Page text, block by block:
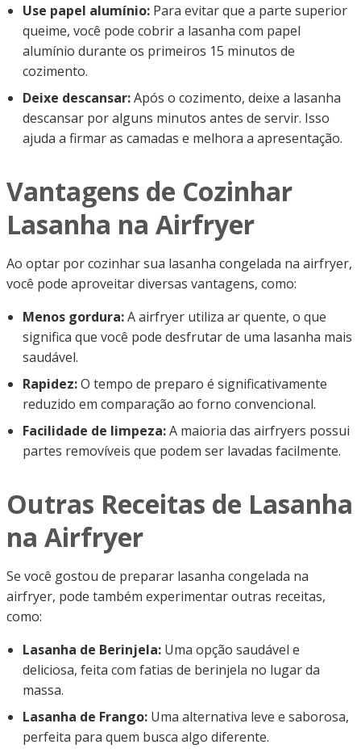
Use papel alumínio: Para evitar que a parte superior
queime, você pode cobrir a lasanha com papel
alumínio durante os primeiros 15 minutos de
cozimento.
Deixe descansar:Após o cozimento, deixe a lasanha
descansar por alguns minutos antes de servir. Isso
ajuda a firmar as camadas e melhora a apresentação.
Vantagens de Cozinhar
Lasanha na Airfryer
Ao optar por cozinhar sua lasanha congelada na airfryer,
você pode aproveitar diversas vantagens, como:
Menos gordura:A airfryer utiliza ar quente, o que
significa que você pode desfrutar de uma lasanha mais
saudável.
Rapidez:O tempo de preparo é significativamente
reduzido em comparação ao forno convencional.
Facilidade de limpeza:A maioria das airfryers possui
partes removíveis que podem ser lavadas facilmente.
Outras Receitas de Lasanha
na Airfryer
Se você gostou de preparar lasanha congelada na
airfryer, pode também experimentar outras receitas,
como:
Lasanha de Berinjela: Uma opção saudável e
deliciosa, feita com fatias de berinjela no lugar da
massa.
Lasanha de Frango: Uma alternativa leve e saborosa,
perfeita para quem busca algo diferente.